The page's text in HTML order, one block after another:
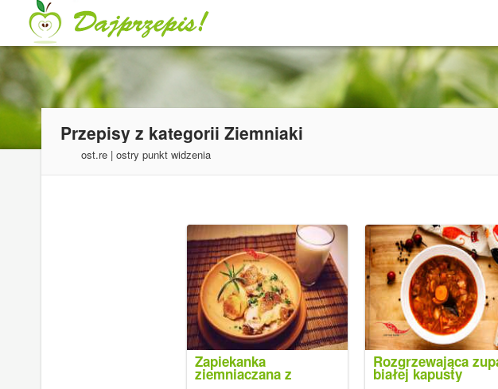
Przepisy z kategorii Ziemniaki
ost.re | ostry punkt widzenia
Zapiekanka
ziemniaczana z
Rozgrzewająca
białej kapusty